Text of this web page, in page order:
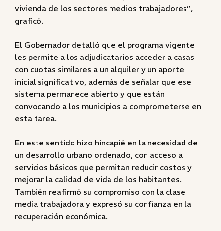
vivienda de los sectores medios trabajadores”,
graficó.
El Gobernador detalló que el programa vigente
les permite a los adjudicatarios acceder a casas
con cuotas similares a un alquiler y un aporte
inicial significativo, además de señalar que ese
sistema permanece abierto y que están
convocando a los municipios a comprometerse en
esta tarea.
En este sentido hizo hincapié en la necesidad de
un desarrollo urbano ordenado, con acceso a
servicios básicos que permitan reducir costos y
mejorar la calidad de vida de los habitantes.
También reafirmó su compromiso con la clase
media trabajadora y expresó su confianza en la
recuperación económica.